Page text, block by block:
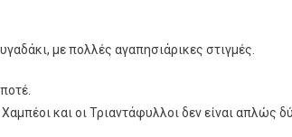
με πολλές αγαπησιάρικες στιγμές.
και οι Τριαντάφυλλοι δεν είναι απλώς